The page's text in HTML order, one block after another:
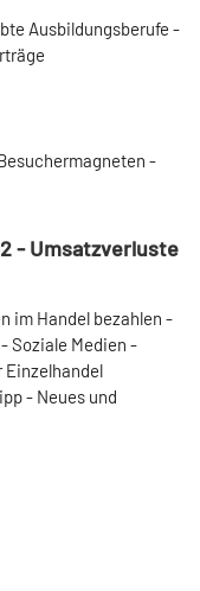
Ausbildungsberufe -
-
- Umsatzverluste
im Handel bezahlen -
Soziale Medien -
Einzelhandel
- Neues und